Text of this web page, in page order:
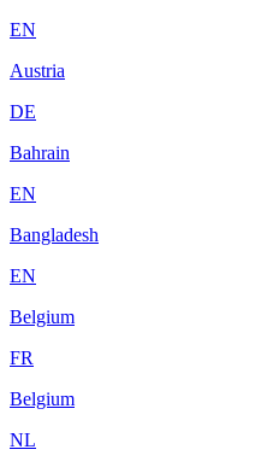
EN
Austria
DE
Bahrain
EN
Bangladesh
EN
Belgium
FR
Belgium
NL